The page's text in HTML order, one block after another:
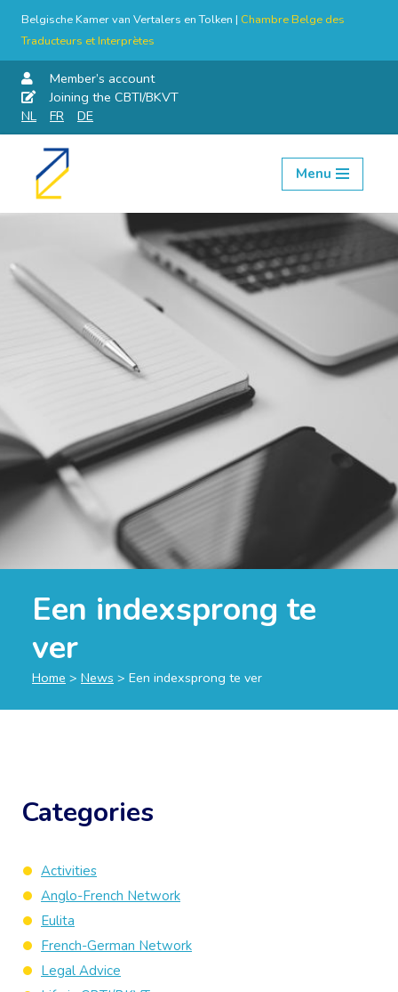
Belgische Kamer van Vertalers en Tolken | Chambre Belge des
Traducteurs et Interprètes
Member’s account
Joining the CBTI/BKVT
NL
FR DE
Skip
Menu
Een indexsprong te
ver
Home > News > Een indexsprong te ver
Categories
Activities
Anglo-French Network
Eulita
French-German Network
Legal Advice